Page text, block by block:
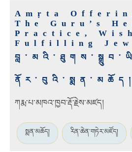
Amṛta
The Guru’s
Practice,
Fulfilling
ནོར་བུའི་སྨན་མཆོད།
ཀརྨ་པ་མཁའ་ཁྱབ་རྡོ་རྗེས་མཛད།
སྨན་མཆོད། རིན་ཆེན་གཏེར་མཛོད།